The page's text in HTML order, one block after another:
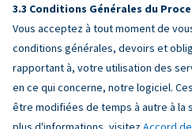
Conditions Générales du
Vous acceptez à tout moment de
conditions générales, devoirs et
rapportant à, votre utilisation des
en ce qui concerne, notre logiciel.
être modifiées de temps à autre à la